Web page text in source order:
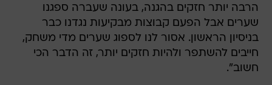
הרבה יותר חזקים בהגנה, בעונה שעברה ספגנו
שערים אבל הפעם קבוצות מבקיעות נגדנו כבר
בניסיון הראשון. אסור לנו לספוג שערים מדי משחק,
חייבים להשתפר ולהיות חזקים יותר, זה הדבר הכי
חשוב".